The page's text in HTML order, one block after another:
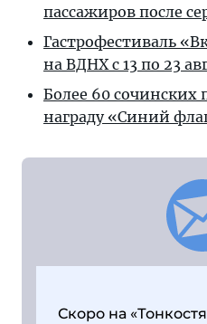
пассажиров после
Гастрофестиваль
на ВДНХ с 13 по 23
Более 60
награду «Синий
Скоро на